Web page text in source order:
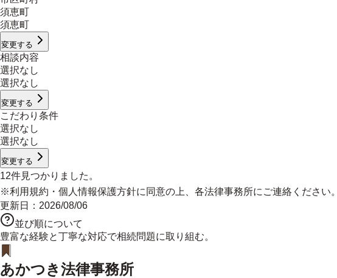
須恵町
須恵町
変更する
相談内容
選択なし
選択なし
変更する
こだわり条件
選択なし
選択なし
変更する
12件見つかりました。
※利用規約 ・ 個人情報保護方針に同意の上、各法律事務所にご連絡ください。
更新日： 2026/08/06
並び順について
豊富な経験と丁寧な対応で相続問題に取り組む。
あかつき法律事務所